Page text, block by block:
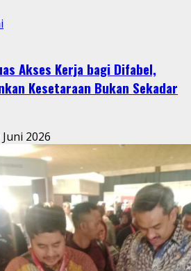
Akses Kerja bagi Difabel,
Kesetaraan Bukan Sekadar
Juni 2026